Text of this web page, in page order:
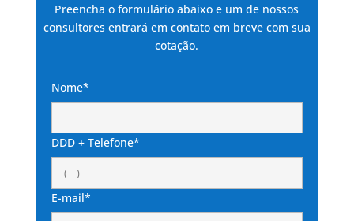
Preencha o formulário abaixo e um de nossos
consultores entrará em contato em breve com sua
cotação.
Nome*
DDD + Telefone*
E-mail*